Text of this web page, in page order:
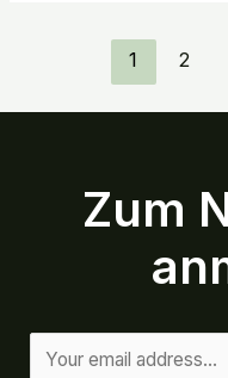
1 2
Zum